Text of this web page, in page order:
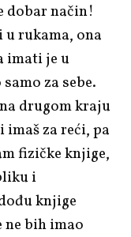
dobar način!
rukama, ona
imati je u
za sebe.
drugom kraju
za reći, pa
fizičke knjige,
i
knjige
bih imao